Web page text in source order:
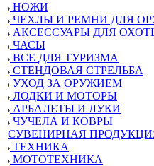
НОЖИ
ЧЕХЛЫ И РЕМНИ ДЛЯ
АКСЕССУАРЫ ДЛЯ
ЧАСЫ
ВСЕ ДЛЯ ТУРИЗМА
СТЕНДОВАЯ СТРЕЛЬБА
УХОД ЗА ОРУЖИЕМ
ЛОДКИ И МОТОРЫ
АРБАЛЕТЫ И ЛУКИ
ЧУЧЕЛА И КОВРЫ
СУВЕНИРНАЯ
ТЕХНИКА
МОТОТЕХНИКА